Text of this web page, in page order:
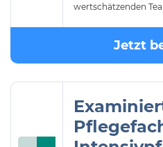
wertschätzenden
Jetzt